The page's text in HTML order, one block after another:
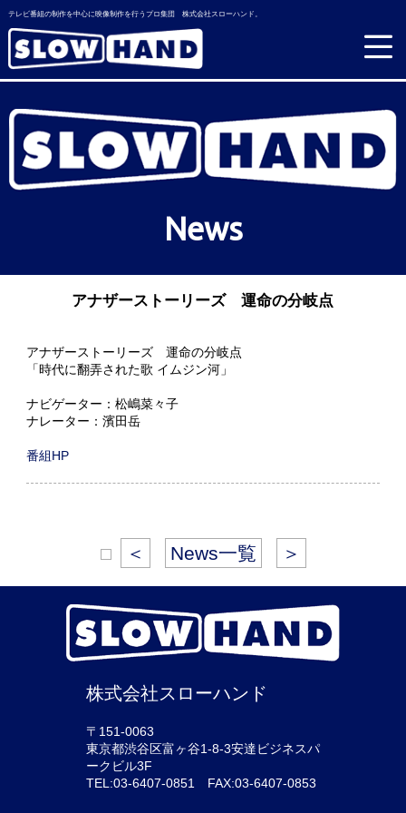
テレビ番組の制作を中心に映像制作を行うプロ集団 株式会社スローハンド。
News
アナザーストーリーズ 運命の分岐点
アナザーストーリーズ 運命の分岐点
「時代に翻弄された歌 イムジン河」
ナビゲーター：松嶋菜々子
ナレーター：濱田岳
番組HP
＜ News一覧 ＞
株式会社スローハンド
〒151-0063
東京都渋谷区富ヶ谷1-8-3安達ビジネスパ
ークビル3F
TEL:03-6407-0851 FAX:03-6407-0853